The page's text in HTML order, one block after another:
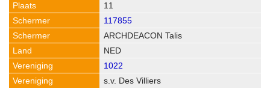
11
117855
ARCHDEACON Talis
NED
1022
s.v. Des Villiers